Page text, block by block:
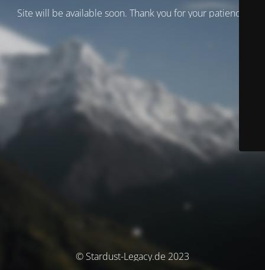
Site will be available soon. Thank you for your patience!
© Stardust-Legacy.de 2023